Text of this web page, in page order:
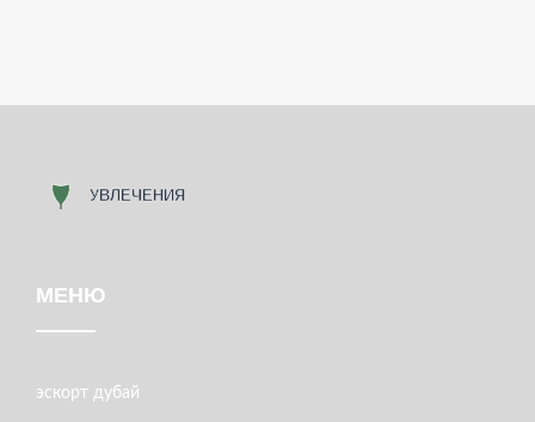
МЕНЮ
эскорт дубай